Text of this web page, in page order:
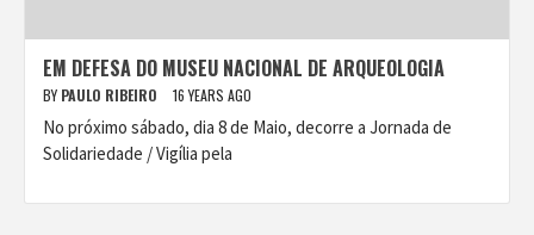
EM DEFESA DO MUSEU NACIONAL DE ARQUEOLOGIA
BY PAULO RIBEIRO 16 YEARS AGO
No próximo sábado, dia 8 de Maio, decorre a Jornada de
Solidariedade / Vigília pela